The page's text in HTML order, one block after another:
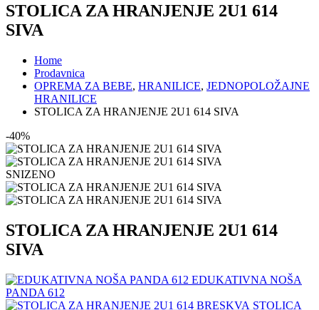
STOLICA ZA HRANJENJE 2U1 614
SIVA
Home
Prodavnica
OPREMA ZA BEBE, HRANILICE, JEDNOPOLOŽAJNE
HRANILICE
STOLICA ZA HRANJENJE 2U1 614 SIVA
-40%
SNIZENO
STOLICA ZA HRANJENJE 2U1 614
SIVA
EDUKATIVNA NOŠA
PANDA 612
STOLICA